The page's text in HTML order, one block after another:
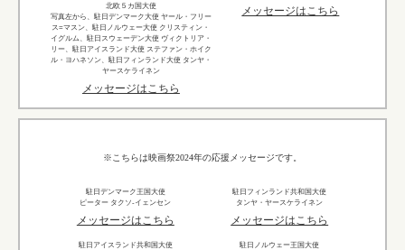
北欧５カ国大使
写真左から、駐日デンマーク大使 ヤール・フリー
ス=マスン、駐日ノルウェー大使 クリスティン・
イグルム、駐日スウェーデン大使 ヴィクトリア・
リー、駐日アイスランド大使 ステファン・ホイク
ル・ヨハネソン、駐日フィンランド大使 タンヤ・
ヤースケライネン
メッセージはこちら
メッセージはこちら
※こちらは映画祭2024年の応援メッセージです。
駐日デンマーク王国大使
ピーター タクソ-イェンセン
メッセージはこちら
駐日フィンランド共和国大使
タンヤ・ヤースケライネン
メッセージはこちら
駐日アイスランド共和国大使
駐日ノルウェー王国大使